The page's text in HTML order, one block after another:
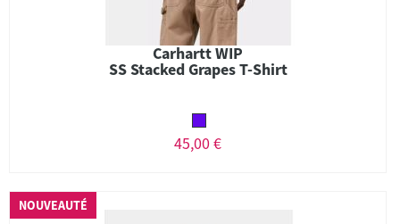
Carhartt WIP
SS Stacked Grapes T-Shirt
45,00 €
NOUVEAUTÉ